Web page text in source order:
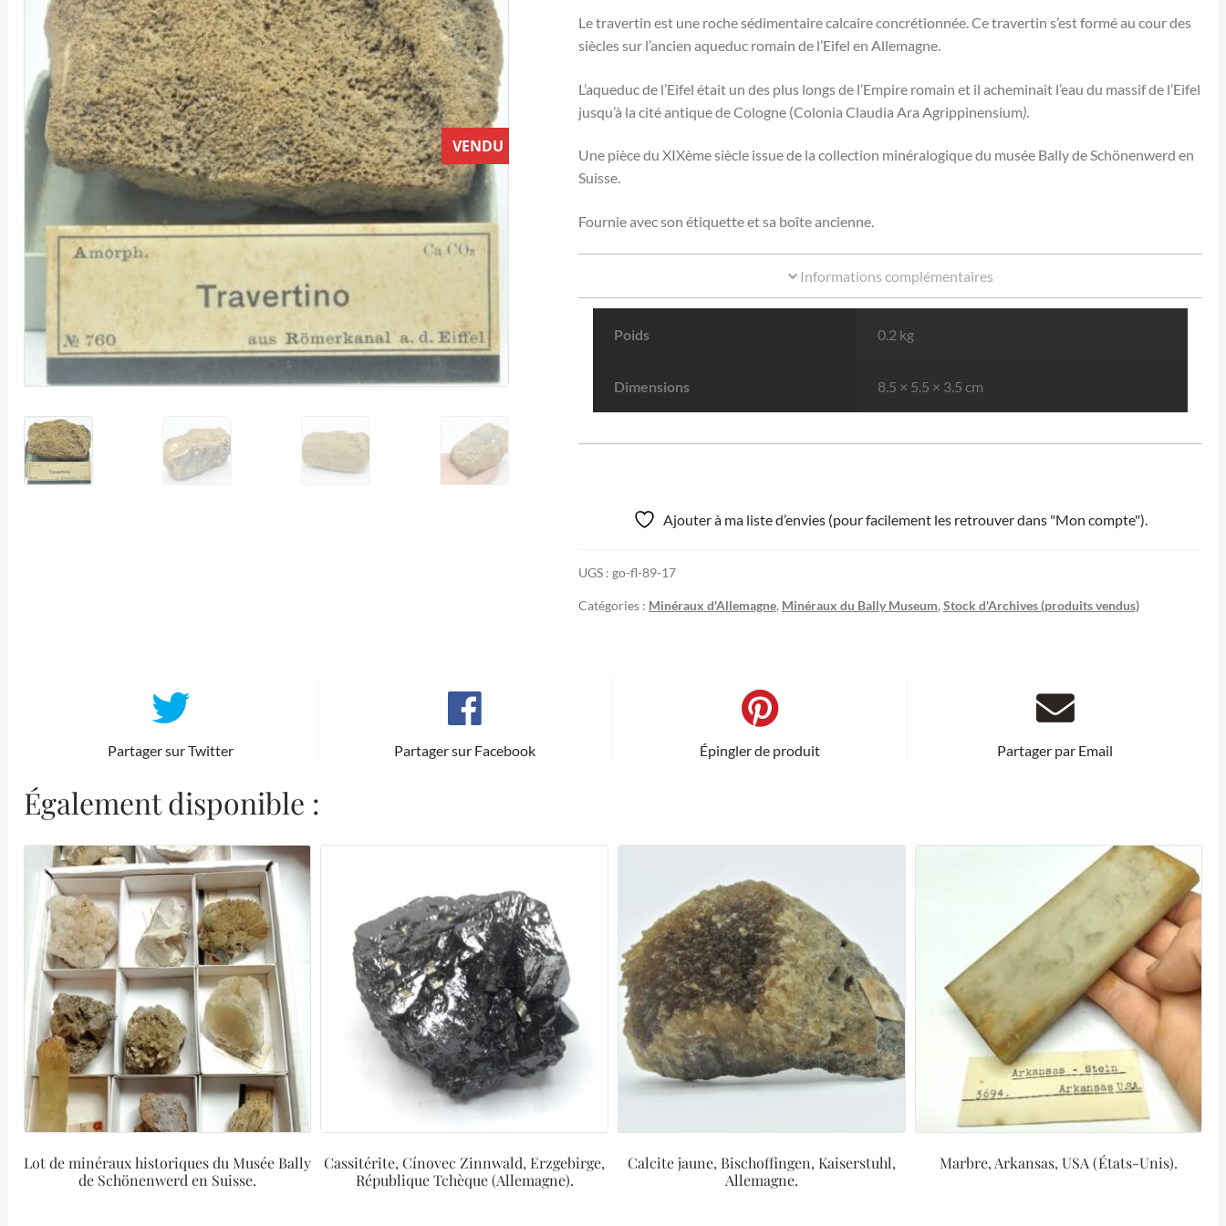
VENDU
Le travertin est une roche sédimentaire calcaire concrétionnée. Ce travertin s’est formé au cour des
siècles sur l’ancien aqueduc romain de l’Eifel en Allemagne.
L’aqueduc de l’Eifel était un des plus longs de l’Empire romain et il acheminait l’eau du massif de l’Eifel
jusqu’à la cité antique de Cologne (Colonia Claudia Ara Agrippinensium).
Une pièce du XIXème siècle issue de la collection minéralogique du musée Bally de Schönenwerd en
Suisse.
Fournie avec son étiquette et sa boîte ancienne.
Informations complémentaires
Poids 0.2 kg
Dimensions 8.5 × 5.5 × 3.5 cm
Ajouter à ma liste d’envies (pour facilement les retrouver dans "Mon compte").
UGS : go-fl-89-17
Catégories : Minéraux d'Allemagne, Minéraux du Bally Museum, Stock d'Archives (produits vendus)
Partager sur Twitter Partager sur Facebook Épingler de produit Partager par Email
Également disponible :
Lot de minéraux historiques du Musée Bally
de Schönenwerd en Suisse.
Cassitérite, Cínovec Zinnwald, Erzgebirge,
République Tchèque (Allemagne).
Calcite jaune, Bischoffingen, Kaiserstuhl,
Allemagne.
Marbre, Arkansas, USA (États-Unis).